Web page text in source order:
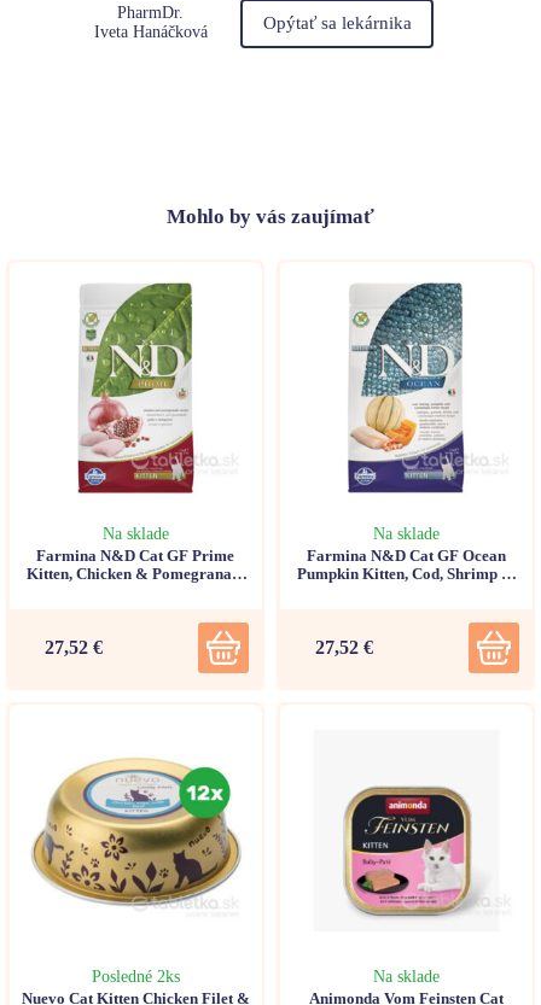
PharmDr.
Iveta Hanáčková
Opýtať sa lekárnika
Mohlo by vás zaujímať
Na sklade
Farmina N&D Cat GF Prime
Kitten, Chicken & Pomegranate
27,52 €
Na sklade
Farmina N&D Cat GF Ocean
Pumpkin Kitten, Cod, Shrimp &
27,52 €
Posledné 2ks
Nuevo Cat Kitten Chicken Filet &
Na sklade
Animonda Vom Feinsten Cat